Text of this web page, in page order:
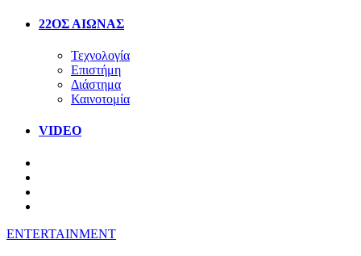
22ΟΣ ΑΙΩΝΑΣ
Τεχνολογία
Επιστήμη
Διάστημα
Καινοτομία
VIDEO
ENTERTAINMENT